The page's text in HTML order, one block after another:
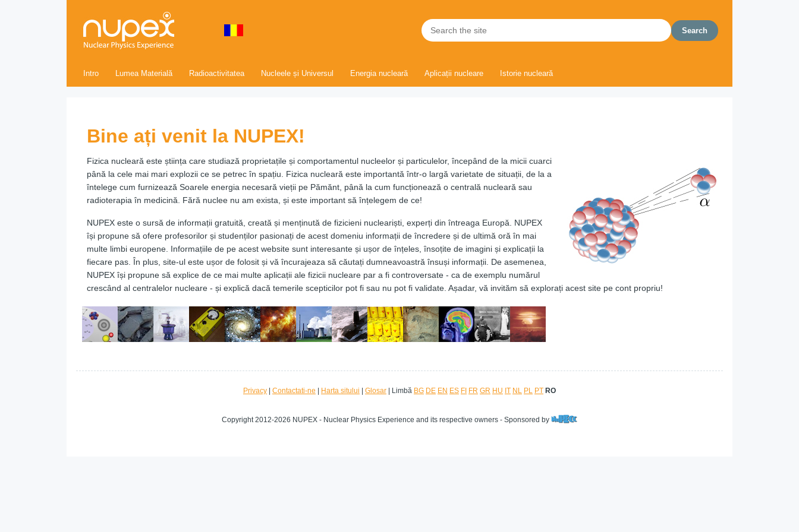
Intro Lumea Materială Radioactivitatea Nucleele și Universul Energia nucleară Aplicații nucleare Istorie nucleară
Bine ați venit la NUPEX!
Fizica nucleară este știința care studiază proprietațile și comportamentul nucleelor și particulelor, începând de la micii cuarci
până la cele mai mari explozii ce se petrec în spațiu. Fizica nucleară este importantă într-o largă varietate de situații, de la a
întelege cum furnizează Soarele energia necesară vieții pe Pămănt, până la cum funcționează o centrală nucleară sau
radioterapia în medicină. Fără nuclee nu am exista, și este important să înțelegem de ce!
NUPEX este o sursă de informații gratuită, creată și menținută de fizicieni nucleariști, experți din întreaga Europă. NUPEX
își propune să ofere profesorilor și studenților pasionați de acest domeniu informații de încredere și de ultimă oră în mai
multe limbi europene. Informațiile de pe acest website sunt interesante și ușor de înțeles, însoțite de imagini și explicații la
fiecare pas. În plus, site-ul este ușor de folosit și vă încurajeaza să căutați dumneavoastră însuși informații. De asemenea,
NUPEX își propune să explice de ce mai multe aplicații ale fizicii nucleare par a fi controversate - ca de exemplu numărul
crescând al centralelor nucleare - și explică dacă temerile scepticilor pot fi sau nu pot fi validate. Așadar, vă invităm să explorați acest site pe cont propriu!
Privacy Contactati-ne Harta sitului Glosar | Limbă BG DE EN ES FI FR GR HU IT NL PL PT RO
Copyright 2012-2026 NUPEX - Nuclear Physics Experience and its respective owners - Sponsored by